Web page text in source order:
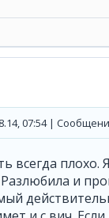
07:54 |
всегда плохо.
Разлюбила и